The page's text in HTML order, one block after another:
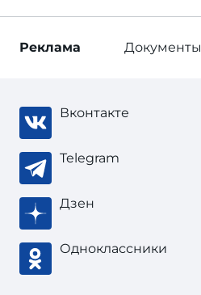
Реклама Документы
Вконтакте
Telegram
Дзен
Одноклассники